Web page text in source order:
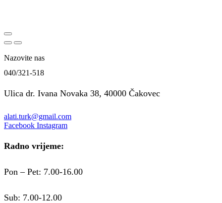
Nazovite nas
040/321-518
Ulica dr. Ivana Novaka 38, 40000 Čakovec
alati.turk@gmail.com
Facebook Instagram
Radno vrijeme:
Pon – Pet: 7.00-16.00
Sub: 7.00-12.00